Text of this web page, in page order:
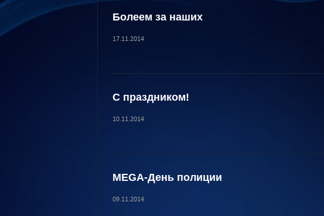
Болеем за наших
17.11.2014
С праздником!
10.11.2014
MEGA-День полиции
09.11.2014